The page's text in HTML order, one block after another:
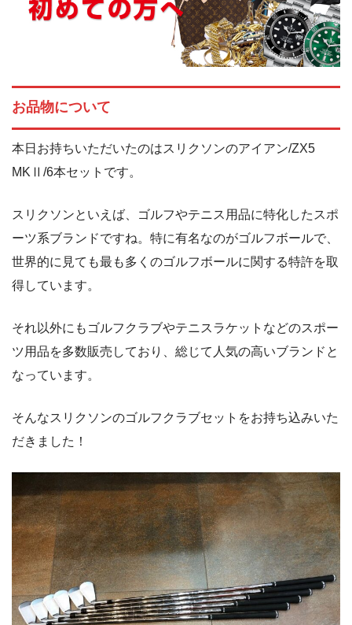
お品物について
本日お持ちいただいたのはスリクソンのアイアン/ZX5
MKⅡ/6本セットです。
スリクソンといえば、ゴルフやテニス用品に特化したスポ
ーツ系ブランドですね。特に有名なのがゴルフボールで、
世界的に見ても最も多くのゴルフボールに関する特許を取
得しています。
それ以外にもゴルフクラブやテニスラケットなどのスポー
ツ用品を多数販売しており、総じて人気の高いブランドと
なっています。
そんなスリクソンのゴルフクラブセットをお持ち込みいた
だきました！